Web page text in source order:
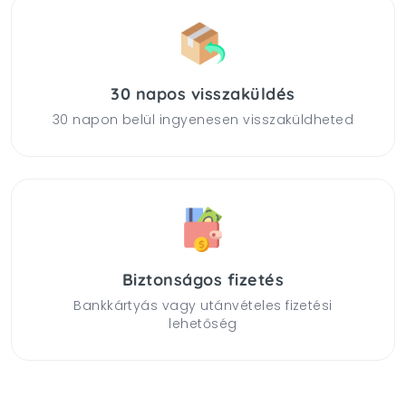
30 napos visszaküldés
30 napon belül ingyenesen visszaküldheted
Biztonságos fizetés
Bankkártyás vagy utánvételes fizetési
lehetőség